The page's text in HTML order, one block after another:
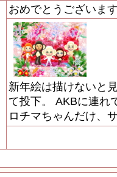
おめでとうございま
新年絵は描けないと
て投下。 AKBに連れ
ロチマちゃんだけ、